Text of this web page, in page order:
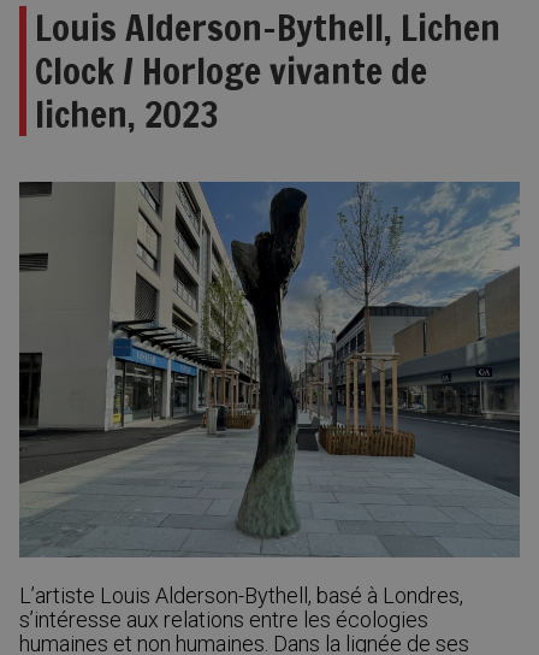
Louis Alderson-Bythell, Lichen
Clock / Horloge vivante de
lichen, 2023
L’artiste Louis Alderson-Bythell, basé à Londres,
s’intéresse aux relations entre les écologies
humaines et non humaines. Dans la lignée de ses